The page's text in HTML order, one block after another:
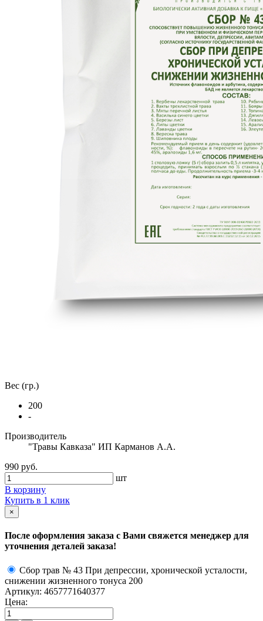
Вес (гр.)
200
-
Производитель
"Травы Кавказа" ИП Карманов А.А.
990 руб.
шт
В корзину
Купить в 1 клик
×
После оформления заказа с Вами свяжется менеджер для
уточнения деталей заказа!
Сбор трав № 43 При депрессии, хронической усталости,
снижении жизненного тонуса 200
Артикул: 4657771640377
Цена: